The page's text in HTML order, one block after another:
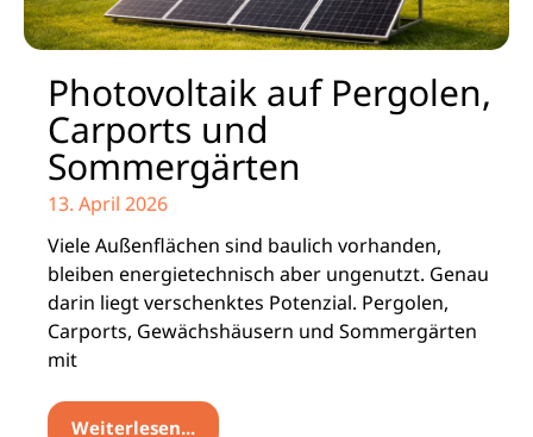
Photovoltaik auf Pergolen,
Carports und
Sommergärten
13. April 2026
Viele Außenflächen sind baulich vorhanden,
bleiben energietechnisch aber ungenutzt. Genau
darin liegt verschenktes Potenzial. Pergolen,
Carports, Gewächshäusern und Sommergärten
mit
Weiterlesen...